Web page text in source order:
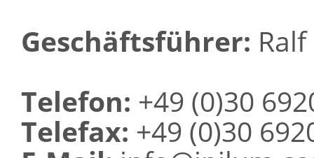
Geschäftsführer:
Telefon: +49 (0)30
Telefax: +49 (0)30